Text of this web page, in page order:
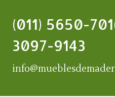
(011) 5650-
3097-9143